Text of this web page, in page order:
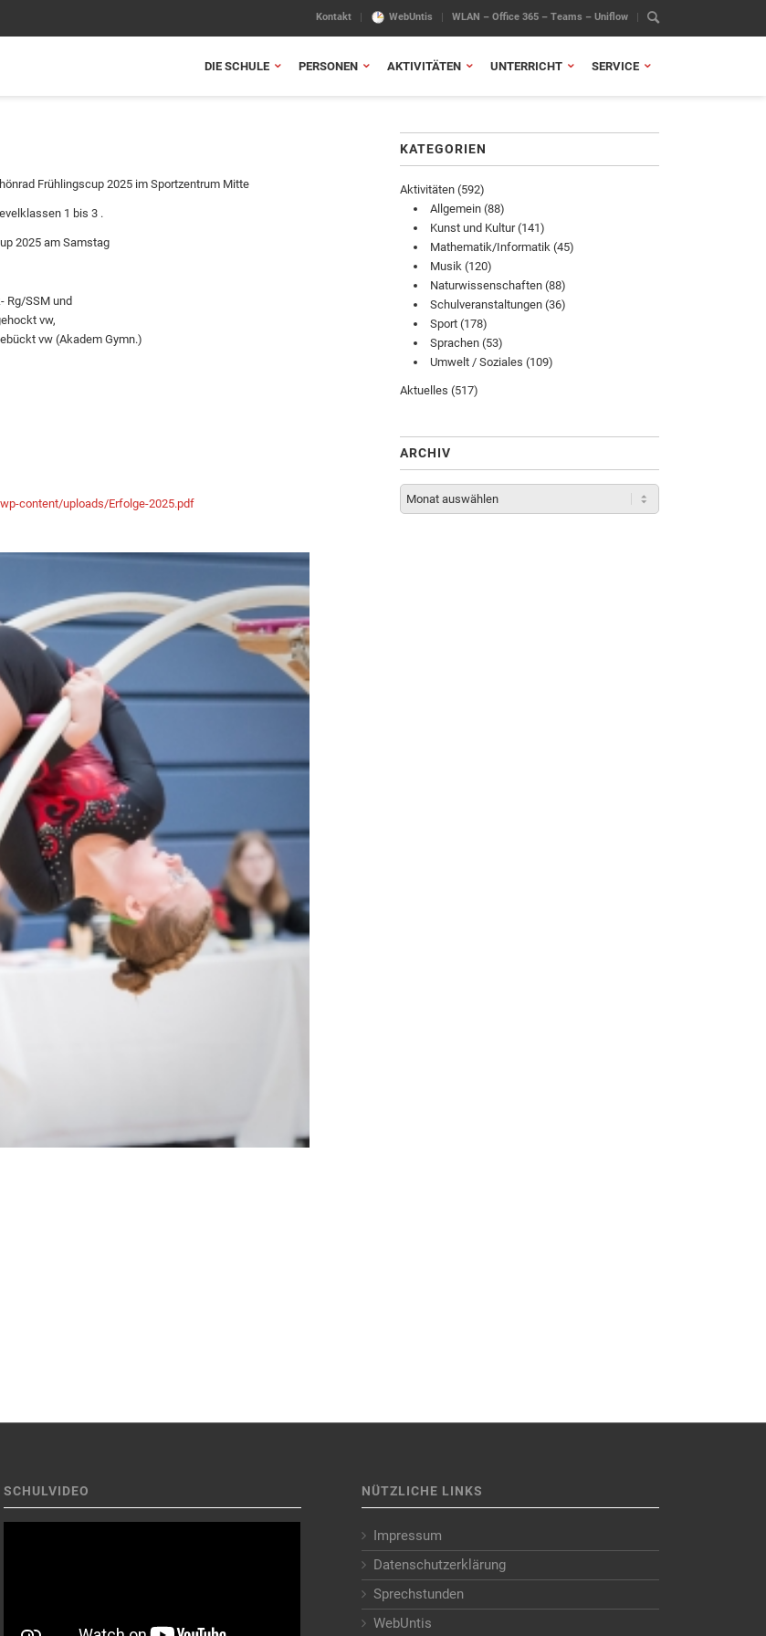
Kontakt WebUntis WLAN – Office 365 – Teams – Uniflow
DIE SCHULE PERSONEN AKTIVITÄTEN UNTERRICHT SERVICE
Frühlingscup 2025 im Sportzentrum Mitte
1 bis 3 .
2025 am Samstag
Rg/SSM und
vw,
vw (Akadem Gymn.)
content/uploads/Erfolge-2025.pdf
KATEGORIEN
Aktivitäten(592)
Allgemein(88)
Kunst und Kultur(141)
Mathematik/Informatik(45)
Musik(120)
Naturwissenschaften(88)
Schulveranstaltungen(36)
Sport(178)
Sprachen(53)
Umwelt / Soziales (109)
Aktuelles (517)
ARCHIV
SCHULVIDEO NÜTZLICHE LINKS
Impressum
Datenschutzerklärung
Sprechstunden
WebUntis